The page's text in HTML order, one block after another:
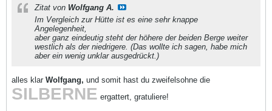
Zitat von Wolfgang A.
Im Vergleich zur Hütte ist es eine sehr knappe
Angelegenheit,
aber ganz eindeutig steht der höhere der beiden Berge weiter
westlich als der niedrigere. (Das wollte ich sagen, habe mich
aber ein wenig unklar ausgedrückt.)
alles klar Wolfgang, und somit hast du zweifelsohne die
SILBERNE ergattert, gratuliere!